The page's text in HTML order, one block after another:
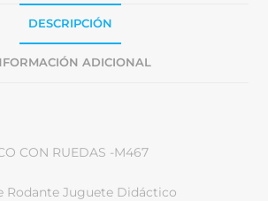
DESCRIPCIÓN
ADICIONAL
CON RUEDAS -M467
Rodante Juguete Didáctico